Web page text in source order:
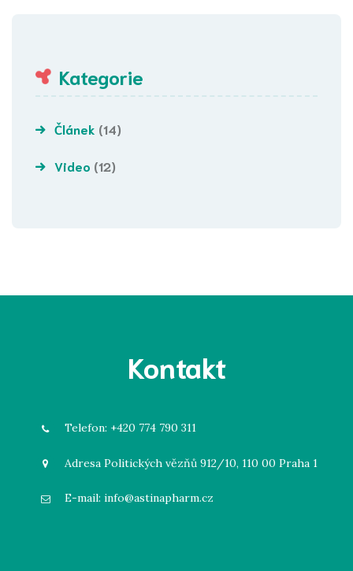
Kategorie
Článek (14)
Video (12)
Kontakt
Telefon: +420 774 790 311
Adresa Politických vězňů 912/10, 110 00 Praha 1
E-mail: info@astinapharm.cz